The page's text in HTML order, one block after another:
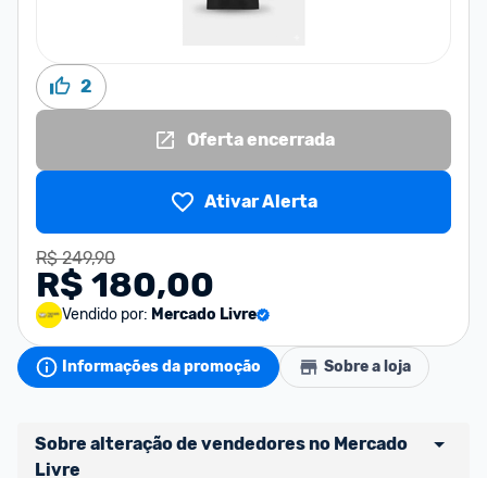
2
Oferta encerrada
Ativar Alerta
R$ 249,90
R$ 180,00
Vendido por: Mercado Livre
Informações da promoção Sobre a loja
Sobre alteração de vendedores no Mercado
Livre